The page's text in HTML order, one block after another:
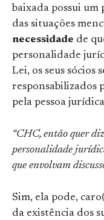
baixada possui
das situações
necessidade de
personalidade
Lei, os seus sócios
responsabilizados
pela pessoa
“CHC, então quer
personalidade
que envolvam
Sim, ela pode,
da existência dos